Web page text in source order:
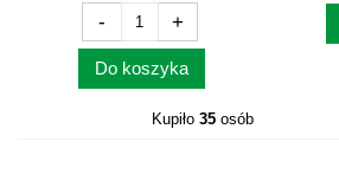
- +
Do koszyka
Kupiło 35 osób